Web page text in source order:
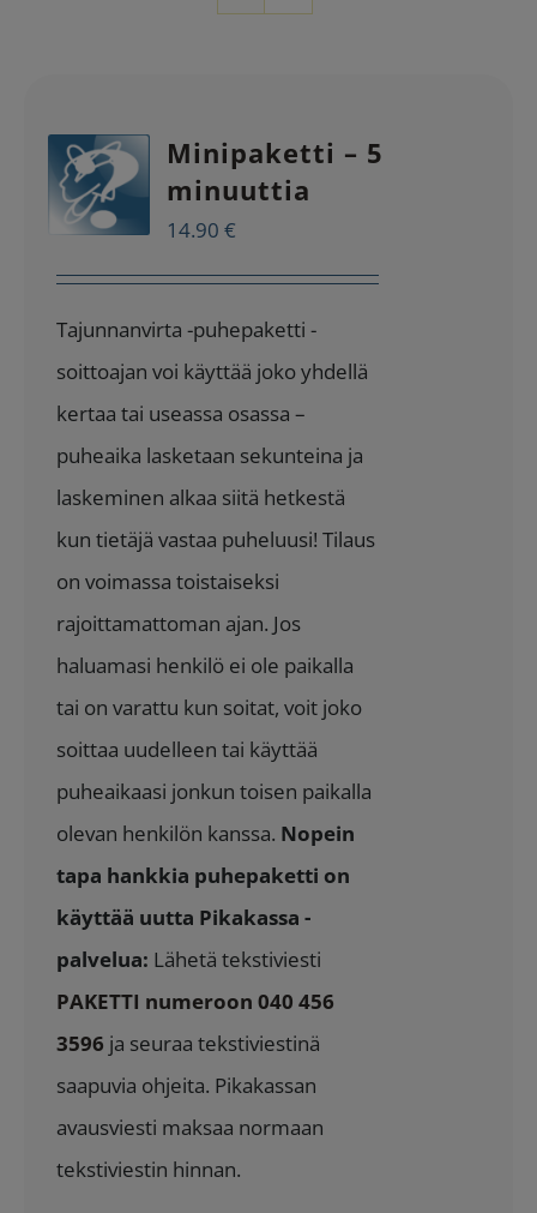
Minipaketti – 5
minuuttia
14.90€
Tajunnanvirta -puhepaketti -
soittoajan voi käyttää joko yhdellä
kertaa tai useassa osassa –
puheaika lasketaan sekunteina ja
laskeminen alkaa siitä hetkestä
kun tietäjä vastaa puheluusi! Tilaus
on voimassa toistaiseksi
rajoittamattoman ajan. Jos
haluamasi henkilö ei ole paikalla
tai on varattu kun soitat, voit joko
soittaa uudelleen tai käyttää
puheaikaasi jonkun toisen paikalla
olevan henkilön kanssa. Nopein
tapa hankkia puhepaketti on
käyttää uutta Pikakassa -
palvelua: Lähetä tekstiviesti
PAKETTI numeroon 040 456
3596 ja seuraa tekstiviestinä
saapuvia ohjeita. Pikakassan
avausviesti maksaa normaan
tekstiviestin hinnan.